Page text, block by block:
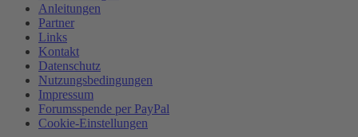
Anleitungen
Partner
Links
Kontakt
Datenschutz
Nutzungsbedingungen
Impressum
Forumsspende per PayPal
Cookie-Einstellungen